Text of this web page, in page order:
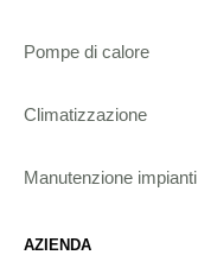
Pompe di calore
Climatizzazione
Manutenzione impianti
AZIENDA